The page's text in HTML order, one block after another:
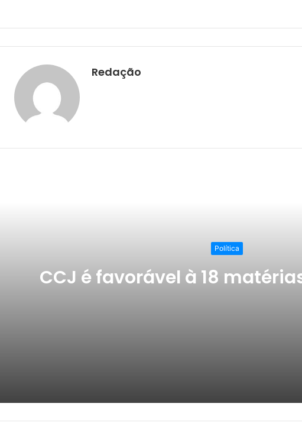
c
e
b
o
o
k
at
s
A
p
p
itt
er
ar
e
Redação
Política
CCJ é favorável à 18